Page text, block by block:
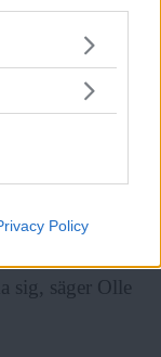
more Google
may click to
below Google
Policy
som
leds av sex
bland annat en
De jobbar
sig, säger Olle